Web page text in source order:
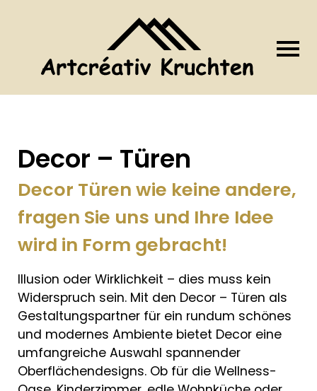
Decor – Türen
Decor Türen wie keine andere,
fragen Sie uns und Ihre Idee
wird in Form gebracht!
Illusion oder Wirklichkeit – dies muss kein
Widerspruch sein. Mit den Decor – Türen als
Gestaltungspartner für ein rundum schönes
und modernes Ambiente bietet Decor eine
umfangreiche Auswahl spannender
Oberflächendesigns. Ob für die Wellness-